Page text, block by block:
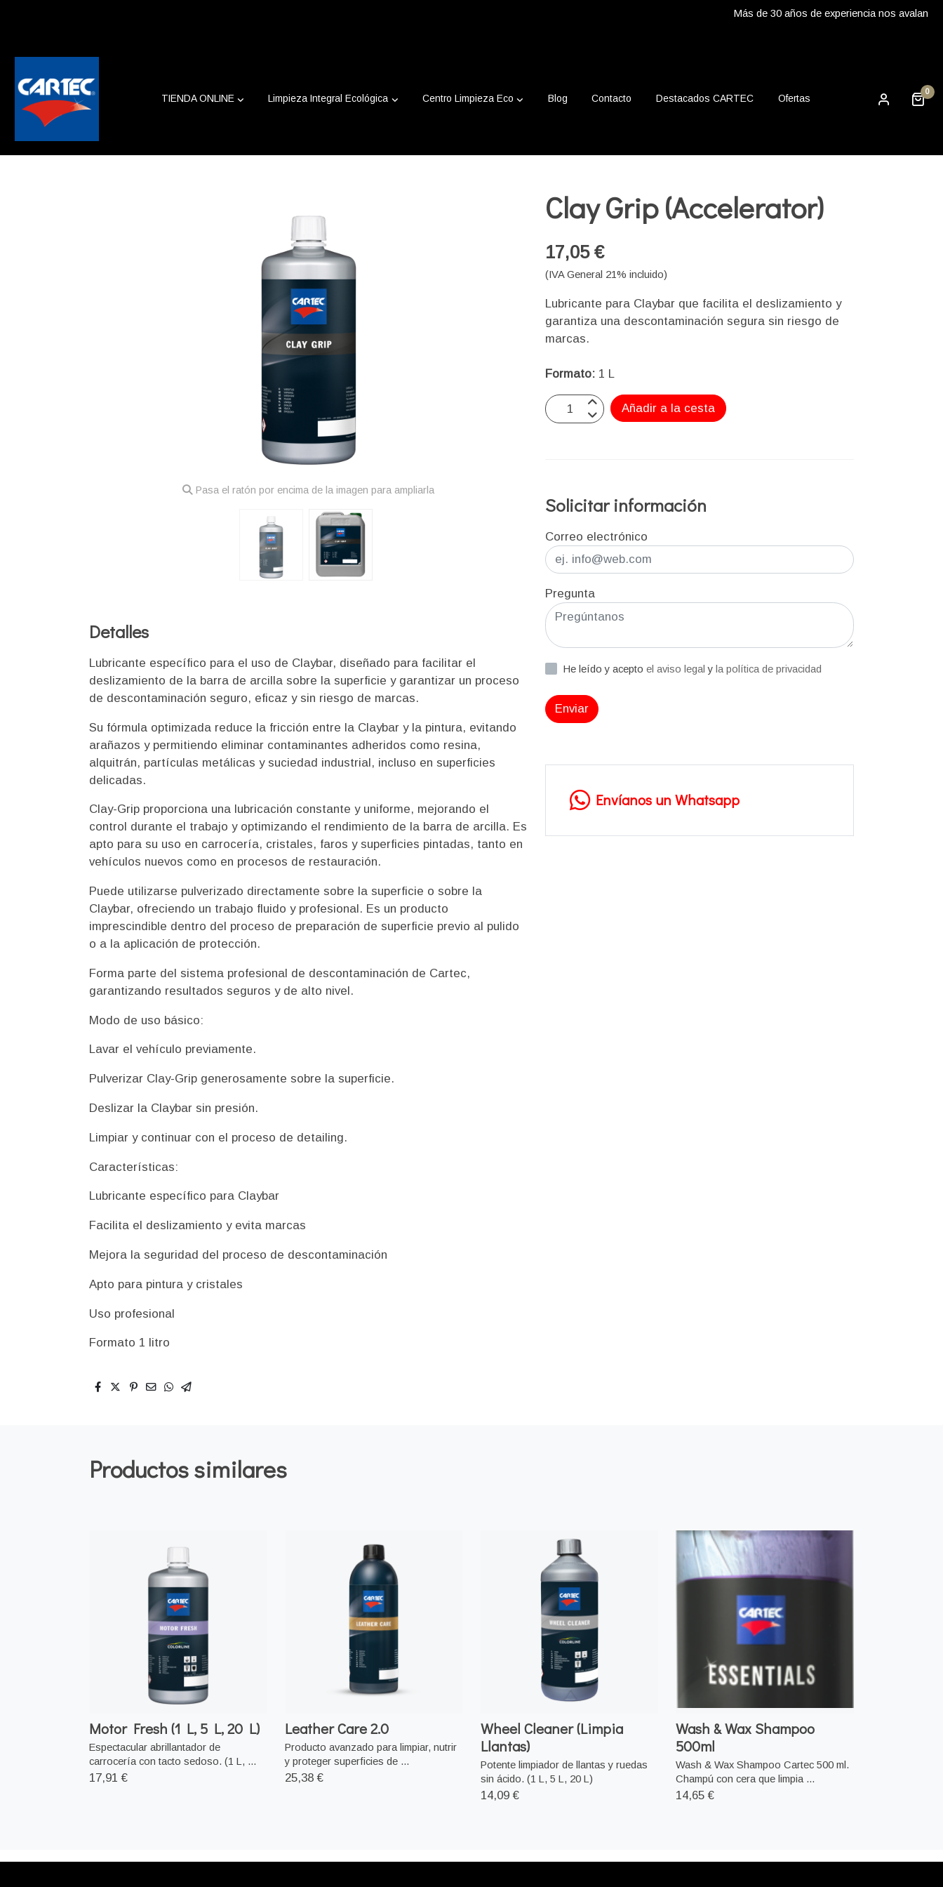
Más de 30 años de experiencia nos avalan
TIENDA ONLINE Limpieza Integral Ecológica Centro Limpieza Eco Blog Contacto Destacados CARTEC Ofertas
0
Pasa el ratón por encima de la imagen para ampliarla
Detalles
Lubricante específico para el uso de Claybar, diseñado para facilitar el
deslizamiento de la barra de arcilla sobre la superficie y garantizar un proceso
de descontaminación seguro, eficaz y sin riesgo de marcas.
Su fórmula optimizada reduce la fricción entre la Claybar y la pintura, evitando
arañazos y permitiendo eliminar contaminantes adheridos como resina,
alquitrán, partículas metálicas y suciedad industrial, incluso en superficies
delicadas.
Clay-Grip proporciona una lubricación constante y uniforme, mejorando el
control durante el trabajo y optimizando el rendimiento de la barra de arcilla. Es
apto para su uso en carrocería, cristales, faros y superficies pintadas, tanto en
vehículos nuevos como en procesos de restauración.
Puede utilizarse pulverizado directamente sobre la superficie o sobre la
Claybar, ofreciendo un trabajo fluido y profesional. Es un producto
imprescindible dentro del proceso de preparación de superficie previo al pulido
o a la aplicación de protección.
Forma parte del sistema profesional de descontaminación de Cartec,
garantizando resultados seguros y de alto nivel.
Modo de uso básico:
Lavar el vehículo previamente.
Pulverizar Clay-Grip generosamente sobre la superficie.
Deslizar la Claybar sin presión.
Limpiar y continuar con el proceso de detailing.
Características:
Lubricante específico para Claybar
Facilita el deslizamiento y evita marcas
Mejora la seguridad del proceso de descontaminación
Apto para pintura y cristales
Uso profesional
Formato 1 litro
Clay Grip (Accelerator)
17,05 €
(IVA General 21% incluido)
Lubricante para Claybar que facilita el deslizamiento y
garantiza una descontaminación segura sin riesgo de
marcas.
Formato: 1 L
Añadir a la cesta
Solicitar información
Correo electrónico
Pregunta
He leído y acepto el aviso legaly la política de privacidad
Enviar
Envíanos un Whatsapp
Productos similares
Motor Fresh (1 L, 5 L, 20 L)
Espectacular abrillantador de
carrocería con tacto sedoso. (1 L, ...
17,91 €
Leather Care 2.0
Producto avanzado para limpiar, nutrir
y proteger superficies de ...
25,38 €
Wheel Cleaner (Limpia
Llantas)
Potente limpiador de llantas y ruedas
sin ácido. (1 L, 5 L, 20 L)
14,09 €
Wash & Wax Shampoo
500ml
Wash & Wax Shampoo Cartec 500 ml.
Champú con cera que limpia ...
14,65 €